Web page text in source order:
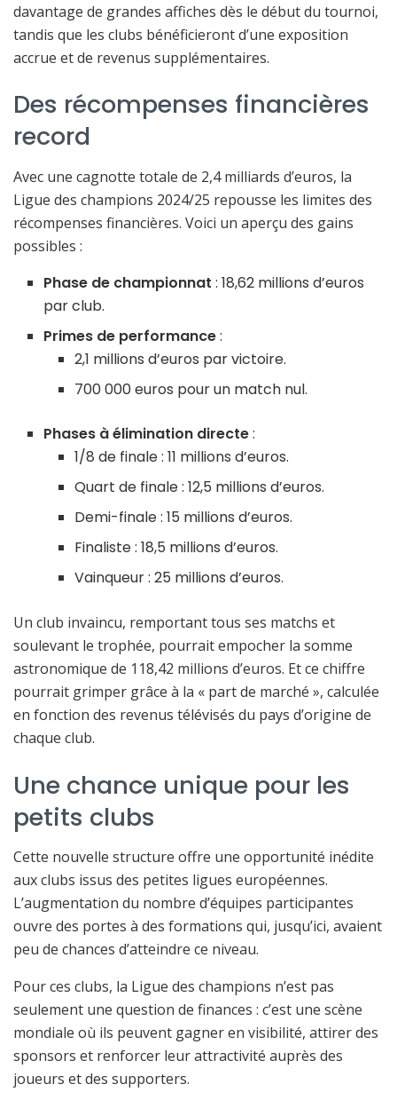
davantage de grandes affiches dès le début du tournoi,
tandis que les clubs bénéficieront d’une exposition
accrue et de revenus supplémentaires.
Des récompenses financières
record
Avec une cagnotte totale de 2,4 milliards d’euros, la
Ligue des champions 2024/25 repousse les limites des
récompenses financières. Voici un aperçu des gains
possibles :
Phase de championnat : 18,62 millions d’euros
par club.
Primes de performance:
2,1 millions d’euros par victoire.
700 000 euros pour un match nul.
Phases à élimination directe:
1/8 de finale : 11 millions d’euros.
Quart de finale : 12,5 millions d’euros.
Demi-finale : 15 millions d’euros.
Finaliste : 18,5 millions d’euros.
Vainqueur : 25 millions d’euros.
Un club invaincu, remportant tous ses matchs et
soulevant le trophée, pourrait empocher la somme
astronomique de 118,42 millions d’euros. Et ce chiffre
pourrait grimper grâce à la « part de marché », calculée
en fonction des revenus télévisés du pays d’origine de
chaque club.
Une chance unique pour les
petits clubs
Cette nouvelle structure offre une opportunité inédite
aux clubs issus des petites ligues européennes.
L’augmentation du nombre d’équipes participantes
ouvre des portes à des formations qui, jusqu’ici, avaient
peu de chances d’atteindre ce niveau.
Pour ces clubs, la Ligue des champions n’est pas
seulement une question de finances : c’est une scène
mondiale où ils peuvent gagner en visibilité, attirer des
sponsors et renforcer leur attractivité auprès des
joueurs et des supporters.